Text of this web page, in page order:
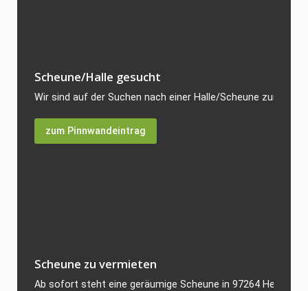
Scheune/Halle gesucht
Wir sind auf der Suchen nach einer Halle/Scheune zum
zum Pinnwandeintrag
Scheune zu vermieten
Ab sofort steht eine geräumige Scheune in 97264